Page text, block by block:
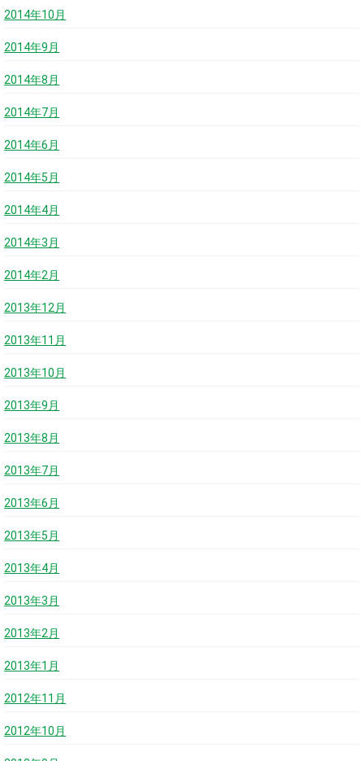
2014年10月
2014年9月
2014年8月
2014年7月
2014年6月
2014年5月
2014年4月
2014年3月
2014年2月
2013年12月
2013年11月
2013年10月
2013年9月
2013年8月
2013年7月
2013年6月
2013年5月
2013年4月
2013年3月
2013年2月
2013年1月
2012年11月
2012年10月